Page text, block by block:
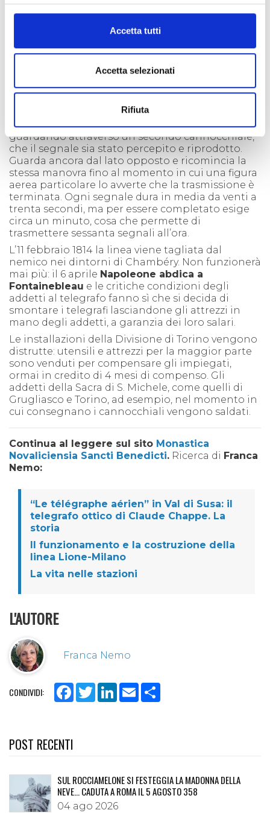
Accetta tutti
Accetta selezionati
Rifiuta
stagioni. Sulle Alpi della Maurienne e della Valle
all’anno e la temperatura scende a meno di 10
gradi in media per 70-80 giornate, causando
gravi malattie agli addetti. Nebbie e nevicate, poi,
impediscono la trasmissione per diversi giorni.
Ilmetodo di trasmissioneè molto semplice:
telegrafo indicatore, ripete il segnale
rappresentato e si assicura immediatamente,
guardando attraverso un secondo cannocchiale,
che il segnale sia stato percepito e riprodotto.
Guarda ancora dal lato opposto e ricomincia la
stessa manovra fino al momento in cui una figura
aerea particolare lo avverte che la trasmissione è
terminata. Ogni segnale dura in media da venti a
trenta secondi, ma per essere completato esige
circa un minuto, cosa che permette di
trasmettere sessanta segnali all’ora.
L’11 febbraio 1814 la linea viene tagliata dal
nemico nei dintorni di Chambéry. Non funzionerà
mai più: il 6 aprile Napoleone abdica a
Fontainebleau e le critiche condizioni degli
addetti al telegrafo fanno sì che si decida di
smontare i telegrafi lasciandone gli attrezzi in
mano degli addetti, a garanzia dei loro salari.
Le installazioni della Divisione di Torino vengono
distrutte: utensili e attrezzi per la maggior parte
sono venduti per compensare gli impiegati,
ormai in credito di 4 mesi di compenso. Gli
addetti della Sacra di S. Michele, come quelli di
Grugliasco e Torino, ad esempio, nel momento in
cui consegnano i cannocchiali vengono saldati.
Continua al leggere sul sito Monastica
Novaliciensia Sancti Benedicti. Ricerca di Franca
Nemo:
“Le télégraphe aérien” in Val di Susa: il
telegrafo ottico di Claude Chappe. La
storia
Il funzionamento e la costruzione della
linea Lione-Milano
La vita nelle stazioni
L'AUTORE
Franca Nemo
CONDIVIDI: Facebook
TwitterLinkedIn
Email
POST RECENTI
SUL ROCCIAMELONE SI FESTEGGIA LA MADONNA DELLA
NEVE… CADUTA A ROMA IL 5 AGOSTO 358
04 ago 2026